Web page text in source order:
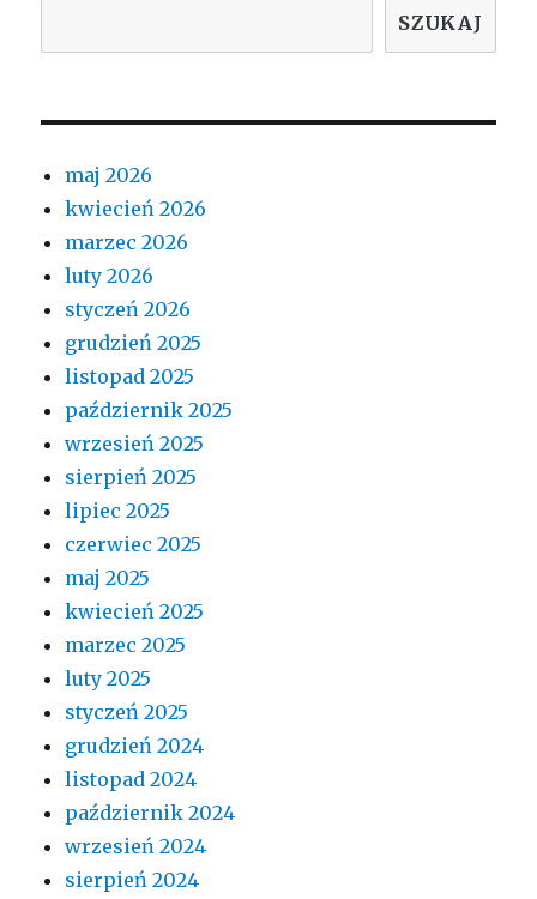
SZUKAJ
maj 2026
kwiecień 2026
marzec 2026
luty 2026
styczeń 2026
grudzień 2025
listopad 2025
październik 2025
wrzesień 2025
sierpień 2025
lipiec 2025
czerwiec 2025
maj 2025
kwiecień 2025
marzec 2025
luty 2025
styczeń 2025
grudzień 2024
listopad 2024
październik 2024
wrzesień 2024
sierpień 2024